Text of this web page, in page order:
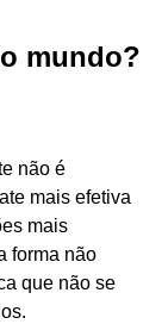
mundo?
não é
mais efetiva
mais
forma não
que não se